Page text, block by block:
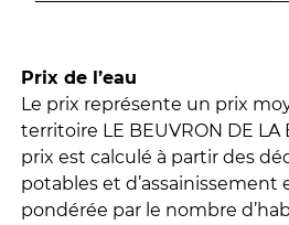
Prix de l’eau
Le prix représente un prix
territoire LE BEUVRON DE LA
prix est calculé à partir des
potables et d’assainissement
pondérée par le nombre